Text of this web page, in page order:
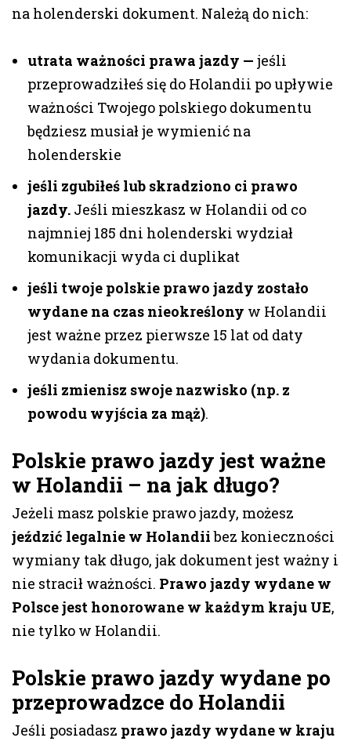
na holenderski dokument. Należą do nich:
utrata ważności prawa jazdy — jeśli
przeprowadziłeś się do Holandii po upływie
ważności Twojego polskiego dokumentu
będziesz musiał je wymienić na
holenderskie
jeśli zgubiłeś lub skradziono ci prawo
jazdy. Jeśli mieszkasz w Holandii od co
najmniej 185 dni holenderski wydział
komunikacji wyda ci duplikat
jeśli twoje polskie prawo jazdy zostało
wydane na czas nieokreślony w Holandii
jest ważne przez pierwsze 15 lat od daty
wydania dokumentu.
jeśli zmienisz swoje nazwisko (np. z
powodu wyjścia za mąż).
Polskie prawo jazdy jest ważne
w Holandii – na jak długo?
Jeżeli masz polskie prawo jazdy, możesz
jeździć legalnie w Holandiibez konieczności
wymiany tak długo, jak dokument jest ważny i
nie stracił ważności. Prawo jazdy wydane w
Polsce jest honorowane w każdym kraju UE,
nie tylko w Holandii.
Polskie prawo jazdy wydane po
przeprowadzce do Holandii
Jeśli posiadasz prawo jazdy wydane w kraju